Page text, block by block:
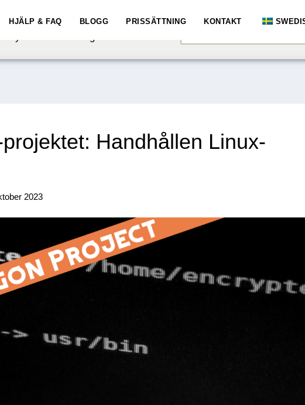
you might be speaking a different
English
HJÄLP & FAQ BLOGG PRISSÄTTNING KONTAKT
Handhållen Linux-
2023